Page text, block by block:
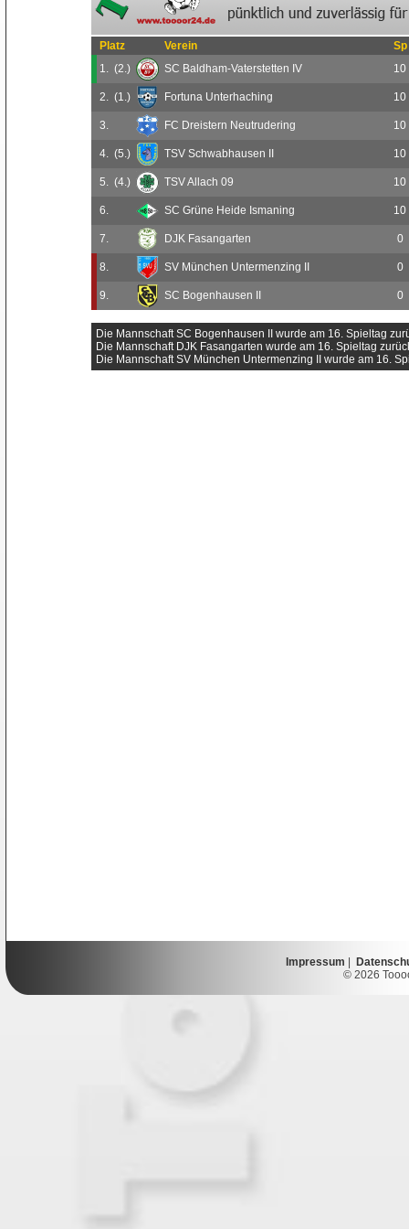
Platz Verein
Sp
1. (2.) SC Baldham-Vaterstetten IV 10
2. (1.) Fortuna Unterhaching 10
3. FC Dreistern Neutrudering 10
4. (5.) TSV Schwabhausen II 10
5. (4.) TSV Allach 09 10
6. SC Grüne Heide Ismaning 10
7. DJK Fasangarten 0
8. SV München Untermenzing II 0
9. SC Bogenhausen II 0
Die Mannschaft SC Bogenhausen II wurde am 16. Spieltag
Die Mannschaft DJK Fasangarten wurde am 16. Spieltag
Die Mannschaft SV München Untermenzing II wurde am 16.
Impressum
© 2026